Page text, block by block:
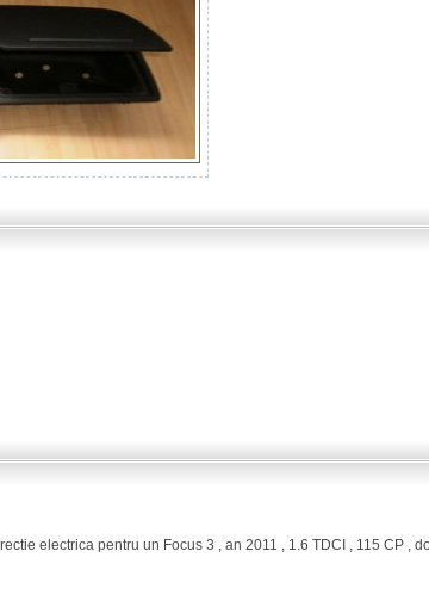
electrica pentru un Focus 3 , an 2011 , 1.6 TDCI , 115 CP ,